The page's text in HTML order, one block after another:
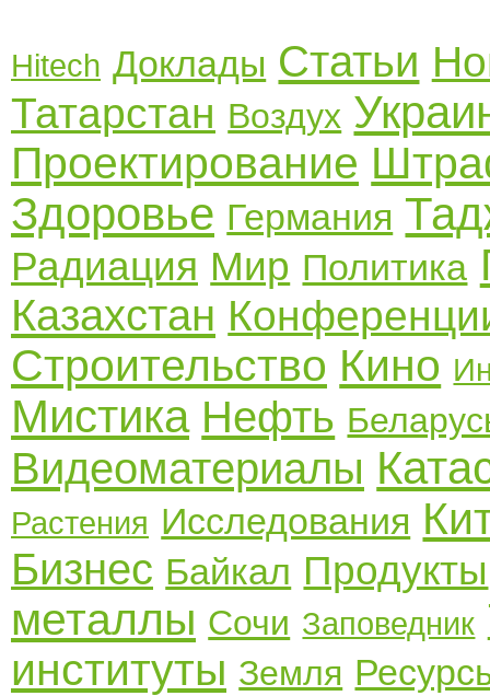
Hitech Доклады Статьи
Татарстан Воздух
Проектирование
Здоровье Германия
Радиация Мир Политика
Казахстан
Строительство Кино
Мистика Нефть
Видеоматериалы
Растения Исследования
Бизнес Байкал Продукты
металлы Сочи Заповедник
институты Земля